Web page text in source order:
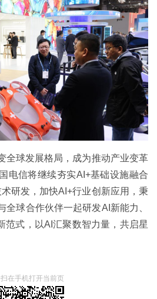
全球发展格局，成为推动产业变革
电信将继续夯实AI+基础设施融合
研发，加快AI+行业创新应用，秉
全球合作伙伴一起研发AI新能力、
范式，以AI汇聚数智力量，共启星
在手机打开当前页